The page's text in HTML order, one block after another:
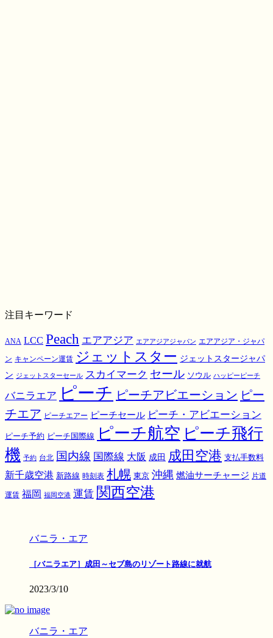
注目キーワード
ANA LCC Peach エアアジア エアアジアジャパン エアアジア・ジャパ
ン キャンペーン運賃 ジェットスター ジェットスタージャパ
ン ジェットスターセール スカイマーク セール ソウル ハッピーピーチ
バニラエア ピーチ ピーチアビエーション ピー
チエア ピーチエアー ピーチセール ピーチ・アビエーション
ピーチ予約 ピーチ国際線 ピーチ航空 ピーチ飛行
機 予約 台北 国内線 国際線 大阪 成田 成田空港 支払手数料
新千歳空港 新路線 時刻表 札幌 東京 沖縄 燃油サーチャージ 片道
運賃 福岡 福岡空港 運賃 関西空港
バニラ・エア
［バニラエア］成田～セブ島のリゾート路線に就航
2023/3/10
バニラ・エア